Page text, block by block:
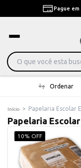
Pague
Ordenar
Início > Papelaria Escolar
Papelaria
10% OFF